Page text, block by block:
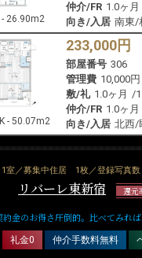
- 26.90m2
仲介/FR 1.0ヶ月
向き/入居 南東/
- 50.07m2
233,000円
部屋番号 306
管理費 10,000円
敷/礼 1.0ヶ月 /
仲介/FR 1.0ヶ月
向き/入居 北西/
1室／募集中住居 1枚／登録写真数
リバーレ東新宿 還元
金のお得さ圧倒的。比べてみれ
礼金0 仲介手数料無料